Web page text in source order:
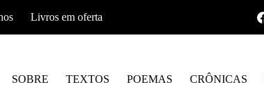
Livros em oferta
SOBRE TEXTOS POEMAS CRÔNICAS